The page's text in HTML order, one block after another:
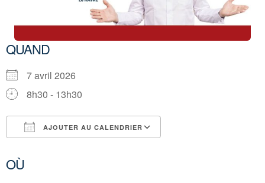
QUAND
7 avril 2026
8h30 - 13h30
AJOUTER AU CALENDRIER
OÙ